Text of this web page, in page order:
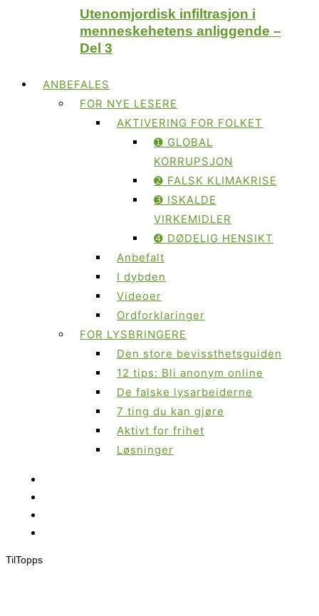
Utenomjordisk infiltrasjon i
menneskehetens anliggende –
Del 3
ANBEFALES
FOR NYE LESERE
AKTIVERING FOR FOLKET
➊ GLOBAL
KORRUPSJON
➋ FALSK KLIMAKRISE
➌ ISKALDE
VIRKEMIDLER
➍ DØDELIG HENSIKT
Anbefalt
I dybden
Videoer
Ordforklaringer
FOR LYSBRINGERE
Den store bevissthetsguiden
12 tips: Bli anonym online
De falske lysarbeiderne
7 ting du kan gjøre
Aktivt for frihet
Løsninger
TilTopps